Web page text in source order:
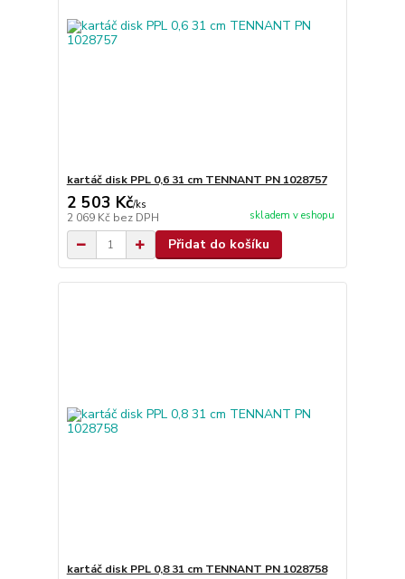
kartáč disk PPL 0,6 31 cm TENNANT PN 1028757
2 503 Kč/ks
2 069 Kč bez DPH skladem v eshopu
Přidat do košíku
kartáč disk PPL 0,8 31 cm TENNANT PN 1028758